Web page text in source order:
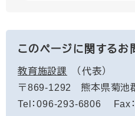
このページに関するお
教育施設課
代表
〒869-1292
熊本県菊池
Tel：096-293-6806
Fax